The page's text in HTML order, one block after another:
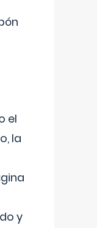
el
la
y